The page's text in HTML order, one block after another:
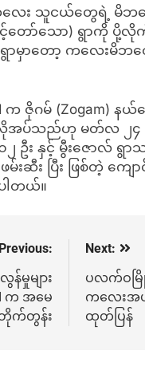
လေး သူငယ်တွေရဲ့ မိဘတွ
ော်သော) ရွာကို ပို့လို
ာမှာတော့ ကလေးမိဘ
က ဇိုဂမ် (Zogam)
လိုအပ်သည်ဟု မတ်လ ၂၄
၂ ဦး နှင့် မွီးဇောလ်
ဆီး ပြီး ဖြစ်တဲ့ ကျေ
ပါတယ်။
Previous:
န်မှုများ
က အမေ
က်တွန်း
Next:
ပလက်ဝမြို့
ကလေးအပ
ထုတ်ပြန်